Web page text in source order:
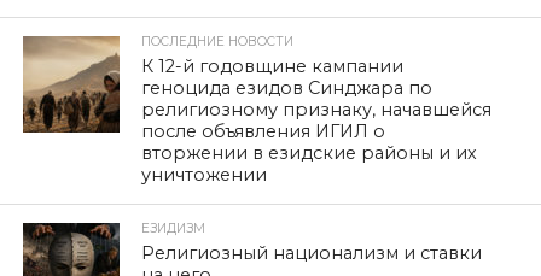
ПОСЛЕДНИЕ НОВОСТИ
К 12-й годовщине кампании
геноцида езидов Синджара по
религиозному признаку, начавшейся
после объявления ИГИЛ о
вторжении в езидские районы и их
уничтожении
ЕЗИДИЗМ
Религиозный национализм и ставки